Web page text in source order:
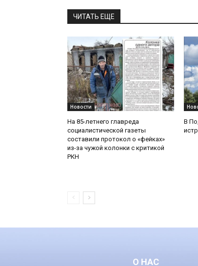
ЧИТАТЬ ЕЩЕ
Новости
На 85-летнего главреда
социалистической газеты
составили протокол о «фейках»
из-за чужой колонки с критикой
РКН
В
О НАС